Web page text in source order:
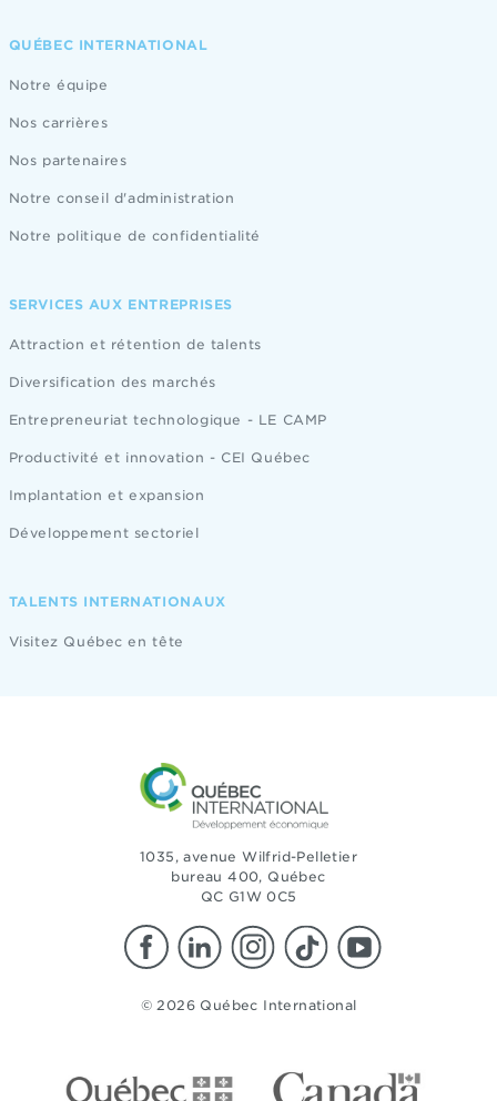
QUÉBEC INTERNATIONAL
Notre équipe
Nos carrières
Nos partenaires
Notre conseil d'administration
Notre politique de confidentialité
SERVICES AUX ENTREPRISES
Attraction et rétention de talents
Diversification des marchés
Entrepreneuriat technologique - LE CAMP
Productivité et innovation - CEI Québec
Implantation et expansion
Développement sectoriel
TALENTS INTERNATIONAUX
Visitez Québec en tête
1035, avenue Wilfrid-Pelletier
bureau 400, Québec
QC G1W 0C5
© 2026 Québec International